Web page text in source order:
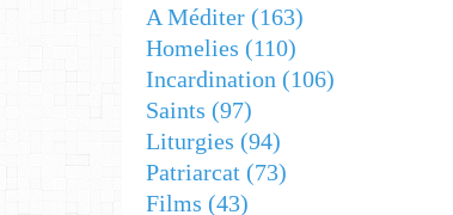
A Méditer (163)
Homelies (110)
Incardination (106)
Saints (97)
Liturgies (94)
Patriarcat (73)
Films (43)